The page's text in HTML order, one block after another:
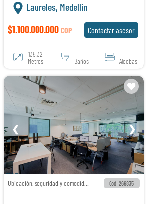
Laureles, Medellin
$1.100.000.000 COP Contactar asesor
135.32
Metros
Baños Alcobas
❮ ❯
Ubicación, seguridad y comodidad. Cod: 266835